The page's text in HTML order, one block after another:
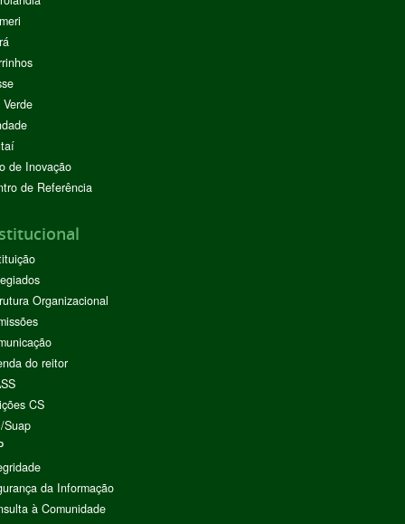
de Inovação
de Referência
Organizacional
do reitor
CS
Suap
da Informação
à Comunidade